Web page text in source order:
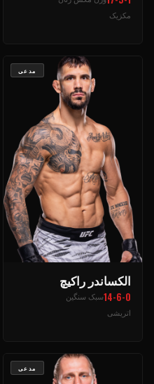
مکزیک
مدعی
الکساندر راکیچ
14-6-0سبک سنگین
اتریشی
مدعی